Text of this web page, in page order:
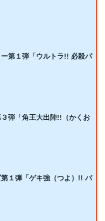
第１弾「ウルトラ!! 必殺パ
弾「角王大出陣!!（かくお
１弾「ゲキ強（つよ）!! バ